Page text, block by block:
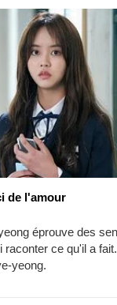
de l'amour
éprouve des
raconter ce qu'il a
yeong.